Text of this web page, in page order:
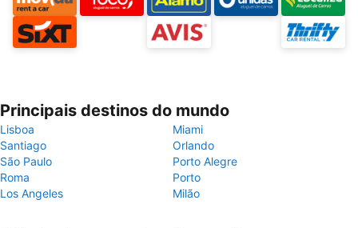
Principais destinos do mundo
Lisboa
Miami
Santiago
Orlando
São Paulo
Porto Alegre
Roma
Porto
Los Angeles
Milão